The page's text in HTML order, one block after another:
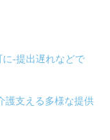
-提出遅れなどで
護支える多様な提供